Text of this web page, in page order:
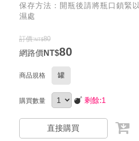
保存方法：開瓶後請將瓶口鎖緊
濕處
訂價: 80
網路價 80
商品規格 罐
購買數量 剩餘:1
直接購買